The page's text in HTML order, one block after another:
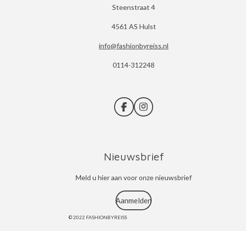
Steenstraat 4
4561 AS Hulst
info@fashionbyreiss.nl
0114-312248
F
a
o
I
n
g
m
Nieuwsbrief
Meld u hier aan voor onze nieuwsbrief
Aanmelden
© 2022 FASHIONBYREISS